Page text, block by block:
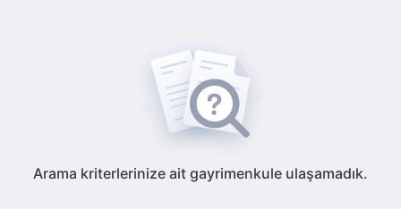
Arama kriterlerinize ait gayrimenkule ulaşamadık.